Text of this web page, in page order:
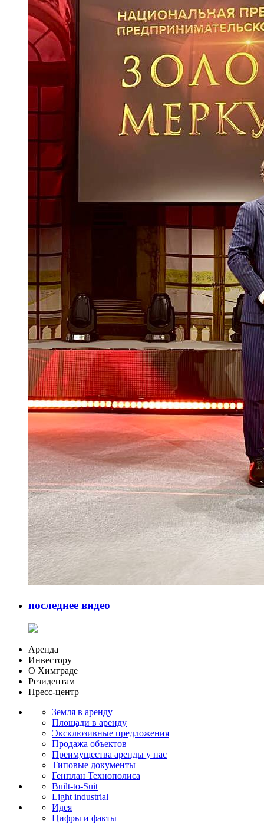
последнее видео
Аренда
Инвестору
О Химграде
Резидентам
Пресс-центр
Земля в аренду
Площади в аренду
Эксклюзивные предложения
Продажа объектов
Преимущества аренды у нас
Типовые документы
Генплан Технополиса
Built-to-Suit
Light industrial
Идея
Цифры и факты